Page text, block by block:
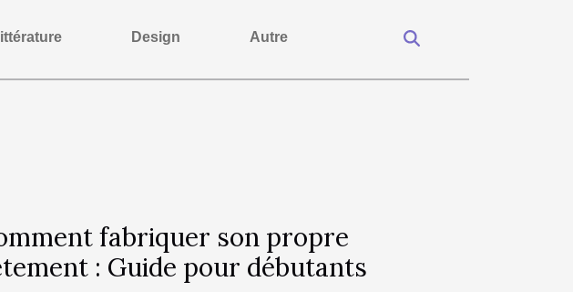
Design Autre
fabriquer son propre
: Guide pour débutants